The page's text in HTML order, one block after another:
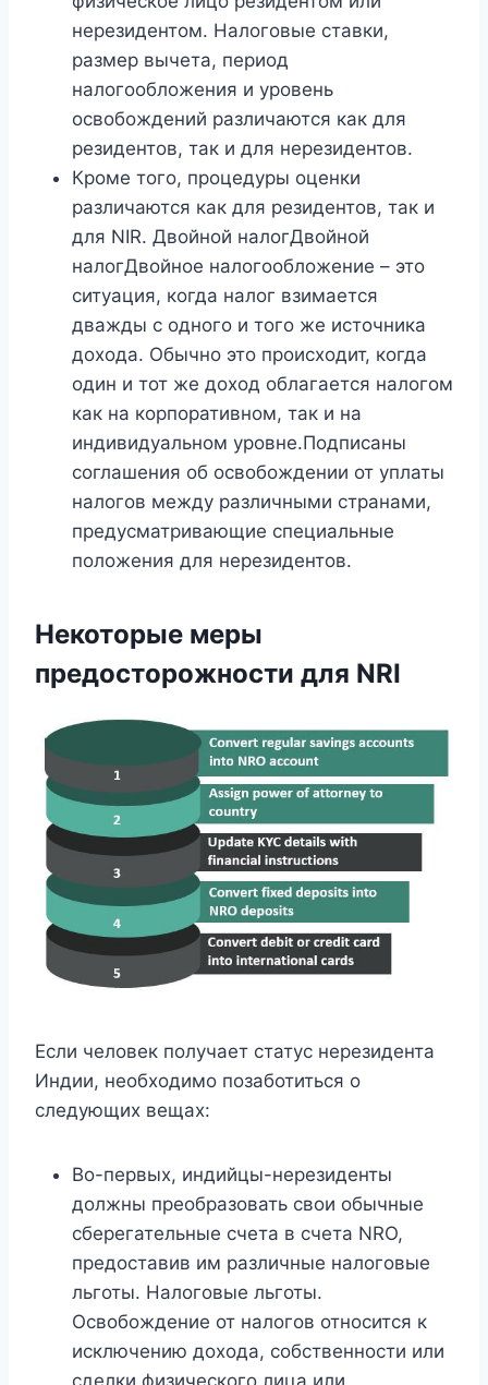
нерезидентом. Налоговые ставки,
размер вычета, период
налогообложения и уровень
освобождений различаются как для
резидентов, так и для нерезидентов.
Кроме того, процедуры оценки
различаются как для резидентов, так и
для NIR. Двойной налогДвойной
налогДвойное налогообложение – это
ситуация, когда налог взимается
дважды с одного и того же источника
дохода. Обычно это происходит, когда
один и тот же доход облагается налогом
как на корпоративном, так и на
индивидуальном уровне.Подписаны
соглашения об освобождении от уплаты
налогов между различными странами,
предусматривающие специальные
положения для нерезидентов.
Некоторые меры
предосторожности для NRI
Если человек получает статус нерезидента
Индии, необходимо позаботиться о
следующих вещах:
Во-первых, индийцы-нерезиденты
должны преобразовать свои обычные
сберегательные счета в счета NRO,
предоставив им различные налоговые
льготы. Налоговые льготы.
Освобождение от налогов относится к
исключению дохода, собственности или